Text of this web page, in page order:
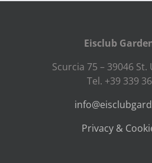
Eisclub
Scurcia 75 – 39046
Tel. +39 339
Privacy &